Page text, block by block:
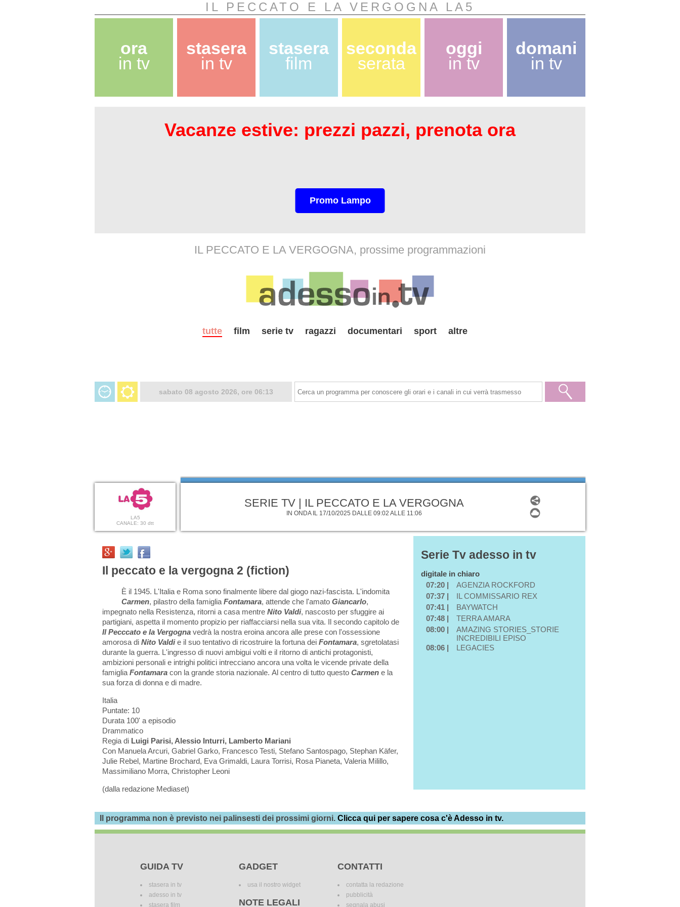
IL PECCATO E LA VERGOGNA LA5
ora
in tv
stasera
in tv
stasera
film
seconda
serata
oggi
in tv
domani
in tv
Vacanze estive: prezzi pazzi, prenota ora
Promo Lampo
IL PECCATO E LA VERGOGNA, prossime programmazioni
tutte film serie tv ragazzi documentari sport altre
sabato 08 agosto 2026, ore 06:13
LA5
CANALE: 30 dtt
SERIE TV | IL PECCATO E LA VERGOGNA
IN ONDA IL 17/10/2025 DALLE 09:02 ALLE 11:06
Il peccato e la vergogna 2 (fiction)
È il 1945. L'Italia e Roma sono finalmente libere dal giogo nazi-fascista. L'indomita
Carmen, pilastro della famiglia Fontamara, attende che l'amato Giancarlo,
impegnato nella Resistenza, ritorni a casa mentre Nito Valdi, nascosto per sfuggire ai
partigiani, aspetta il momento propizio per riaffacciarsi nella sua vita. Il secondo capitolo de
Il Pecccato e la Vergogna vedrà la nostra eroina ancora alle prese con l'ossessione
amorosa di Nito Valdie il suo tentativo di ricostruire la fortuna dei Fontamara, sgretolatasi
durante la guerra. L'ingresso di nuovi ambigui volti e il ritorno di antichi protagonisti,
ambizioni personali e intrighi politici intrecciano ancora una volta le vicende private della
famiglia Fontamara con la grande storia nazionale. Al centro di tutto questo Carmen e la
sua forza di donna e di madre.
Italia
Puntate: 10
Durata 100' a episodio
Drammatico
Regia di Luigi Parisi, Alessio Inturri, Lamberto Mariani
Con Manuela Arcuri, Gabriel Garko, Francesco Testi, Stefano Santospago, Stephan Käfer,
Julie Rebel, Martine Brochard, Eva Grimaldi, Laura Torrisi, Rosa Pianeta, Valeria Milillo,
Massimiliano Morra, Christopher Leoni
(dalla redazione Mediaset)
Serie Tv adesso in tv
digitale in chiaro
07:20 |
AGENZIA ROCKFORD
07:37 |
IL COMMISSARIO REX
07:41 |
BAYWATCH
07:48 |
TERRA AMARA
08:00 |
AMAZING STORIES_STORIE
INCREDIBILI EPISO
08:06 |
LEGACIES
Il programma non è previsto nei palinsesti dei prossimi giorni. Clicca qui per sapere cosa c'è Adesso in tv.
GUIDA TV
stasera in tv
adesso in tv
stasera film
GADGET
usa il nostro widget
NOTE LEGALI
CONTATTI
contatta la redazione
pubblicità
segnala abusi